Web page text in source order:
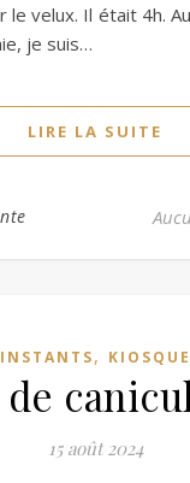
le velux. Il était 4h.
je suis…
LIRE LA SUITE
INSTANTS, KIOSQUE
15 août 2024